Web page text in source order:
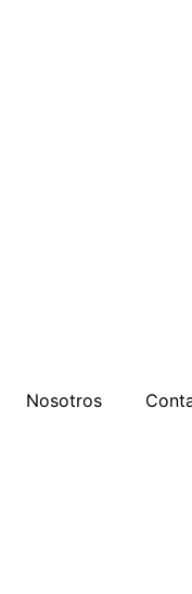
Nosotros